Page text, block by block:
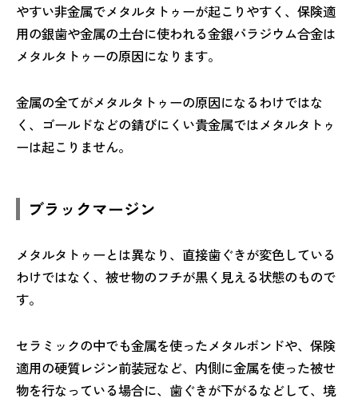
やすい非金属でメタルタトゥーが起こりやすく、保険適
用の銀歯や金属の土台に使われる金銀パラジウム合金は
メタルタトゥーの原因になります。
金属の全てがメタルタトゥーの原因になるわけではな
く、ゴールドなどの錆びにくい貴金属ではメタルタトゥ
ーは起こりません。
ブラックマージン
メタルタトゥーとは異なり、直接歯ぐきが変色している
わけではなく、被せ物のフチが黒く見える状態のもので
す。
セラミックの中でも金属を使ったメタルボンドや、保険
適用の硬質レジン前装冠など、内側に金属を使った被せ
物を行なっている場合に、歯ぐきが下がるなどして、境